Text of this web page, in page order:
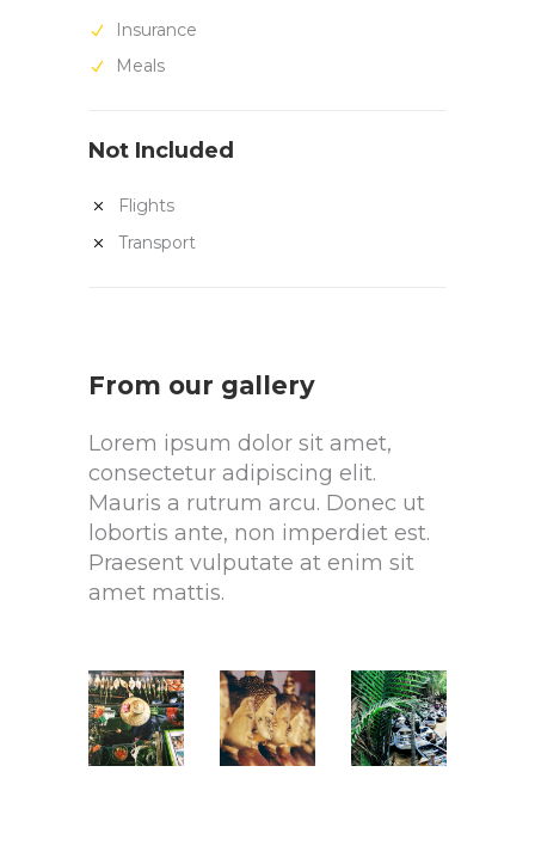
Insurance
Meals
Not Included
Flights
Transport
From our gallery
Lorem ipsum dolor sit amet,
consectetur adipiscing elit.
Mauris a rutrum arcu. Donec ut
lobortis ante, non imperdiet est.
Praesent vulputate at enim sit
amet mattis.